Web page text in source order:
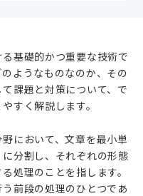
基礎的かつ重要な技術で
ようなものなのか、その
課題と対策について、で
すく解説します。
において、文章を最小単
分割し、それぞれの形態
処理のことを指します。
前段の処理のひとつであ